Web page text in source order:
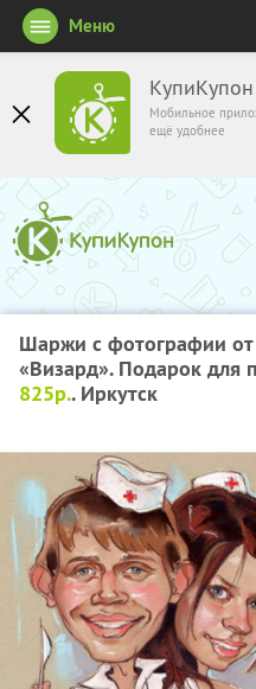
КупиКупон
Мобильное
ещё удобнее
Меню
Шаржи с фотографии от
«Визард». Подарок для
825р.. Иркутск